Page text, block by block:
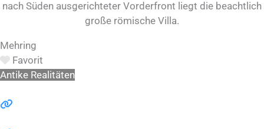
nach Süden ausgerichteter Vorderfront liegt die beachtlich
große römische Villa.
Mehring
Favorit
Antike Realitäten